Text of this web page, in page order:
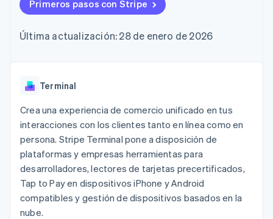
Métodos de
pago
de 125
Authorization
Boost
Optimizaciones
de aceptación
Link
Proceso de
compra
Connections
Datos de ctas.
financieras
vinculadas
Recognition
Automatización
Stripe Sigma
personalizados
criptomoneda
Gestión del dinero
SaaS
Empresas de IA
Economía de los
creadores
Juegos
Hostelería, viajes y ocio
Seguros
Medios de
comunicación y
entretenimiento
Gestionar
Ofrecer cobro por
consumo
respaldadas por
Recursos
Integraciones de
aplicaciones
Ejemplos de código
Blog de
Empresa
producto
Sessions
Contacto
Contacta con ventas
Conviértete en socio
Primeros pasos con Stripe
Última actualización: 28 de enero de 2026
Terminal
Crea una experiencia de comercio unificado en tus
interacciones con los clientes tanto en línea como en
persona. Stripe Terminal pone a disposición de
plataformas y empresas herramientas para
desarrolladores, lectores de tarjetas precertificados,
Tap to Pay en dispositivos iPhone y Android
compatibles y gestión de dispositivos basados en la
nube.